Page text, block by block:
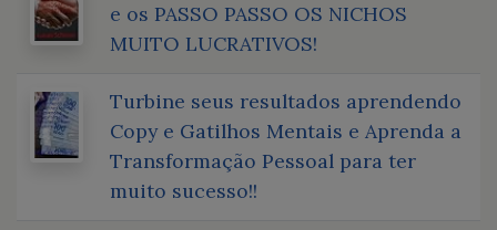
e os PASSO PASSO OS NICHOS
MUITO LUCRATIVOS!
Turbine seus resultados aprendendo
Copy e Gatilhos Mentais e Aprenda a
Transformação Pessoal para ter
muito sucesso!!